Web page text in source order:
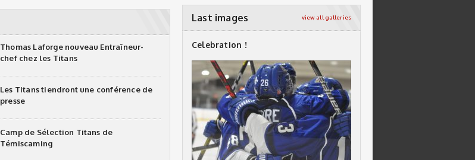
Thomas Laforge nouveau Entraîneur-
chef chez les Titans
Les Titans tiendront une conférence de
presse
Camp de Sélection Titans de
Témiscaming
Last images view all galleries
Celebration !